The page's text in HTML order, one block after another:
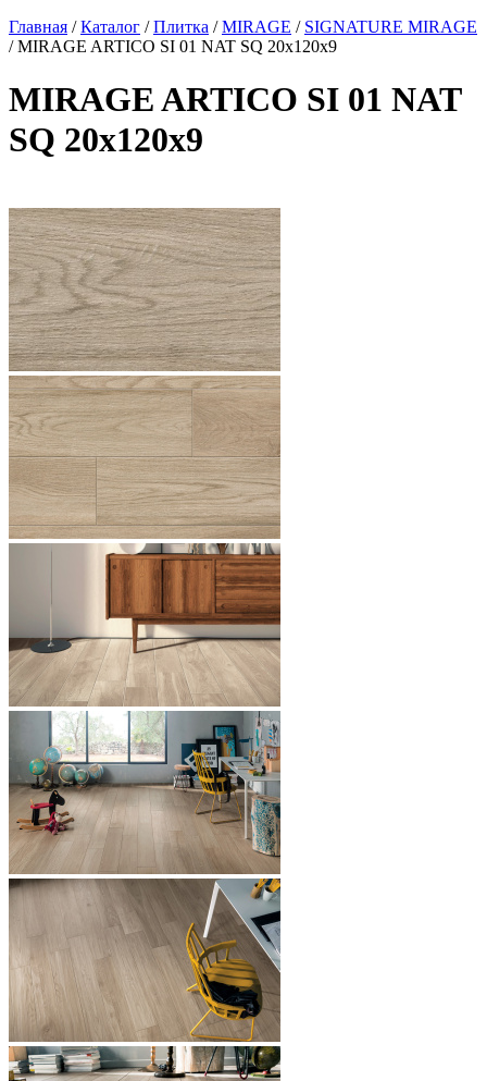
Главная /Каталог /Плитка /MIRAGE / SIGNATURE MIRAGE
/MIRAGE ARTICO SI 01 NAT SQ 20x120х9
MIRAGE ARTICO SI 01 NAT
SQ 20x120х9